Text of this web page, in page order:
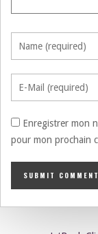
Enregistrer mon
pour mon prochain